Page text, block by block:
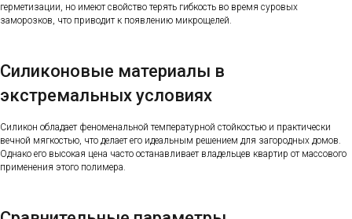
герметизации, но имеют свойство терять гибкость во время суровых
заморозков, что приводит к появлению микрощелей.
Силиконовые материалы в
экстремальных условиях
Силикон обладает феноменальной температурной стойкостью и практически
вечной мягкостью, что делает его идеальным решением для загородных домов.
Однако его высокая цена часто останавливает владельцев квартир от массового
применения этого полимера.